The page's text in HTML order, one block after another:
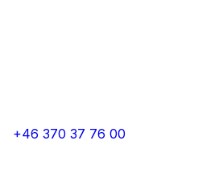
+46 370 37 76 00